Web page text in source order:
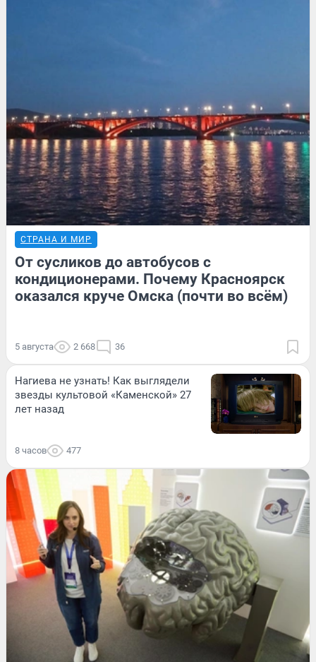
СТРАНА И МИР
От сусликов до автобусов с
кондиционерами. Почему Красноярск
оказался круче Омска (почти во всём)
5 августа 2 668 36
Нагиева не узнать! Как выглядели
звезды культовой «Каменской» 27
лет назад
8 часов 477